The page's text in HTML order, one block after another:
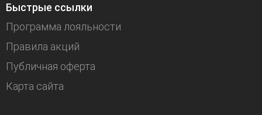
Быстрые ссылки
Программа лояльности
Правила акций
Публичная оферта
Карта сайта